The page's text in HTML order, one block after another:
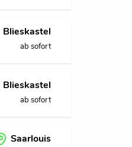
Blieskastel
ab sofort
Blieskastel
ab sofort
Saarlouis